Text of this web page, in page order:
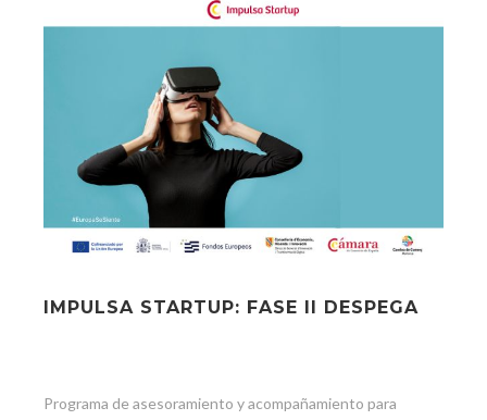
IMPULSA STARTUP: FASE II DESPEGA
Programa de asesoramiento y acompañamiento para